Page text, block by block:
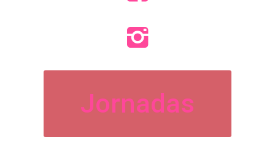
Jornadas